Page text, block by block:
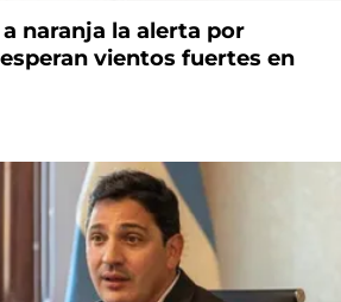
naranja la alerta por
vientos fuertes en